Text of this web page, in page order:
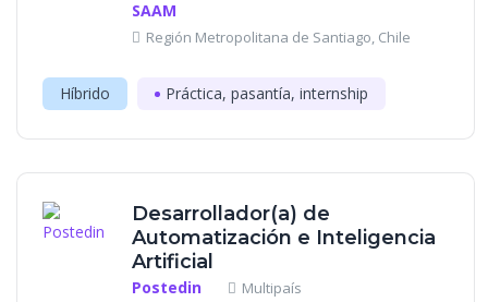
SAAM
Región Metropolitana de Santiago, Chile
Híbrido Práctica, pasantía, internship
Desarrollador(a) de
Automatización e Inteligencia
Artificial
Postedin Multipaís